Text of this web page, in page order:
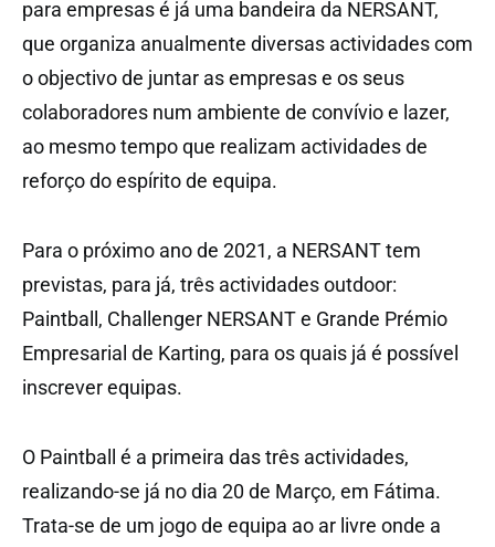
para empresas é já uma bandeira da NERSANT,
que organiza anualmente diversas actividades com
o objectivo de juntar as empresas e os seus
colaboradores num ambiente de convívio e lazer,
ao mesmo tempo que realizam actividades de
reforço do espírito de equipa.
Para o próximo ano de 2021, a NERSANT tem
previstas, para já, três actividades outdoor:
Paintball, Challenger NERSANT e Grande Prémio
Empresarial de Karting, para os quais já é possível
inscrever equipas.
O Paintball é a primeira das três actividades,
realizando-se já no dia 20 de Março, em Fátima.
Trata-se de um jogo de equipa ao ar livre onde a